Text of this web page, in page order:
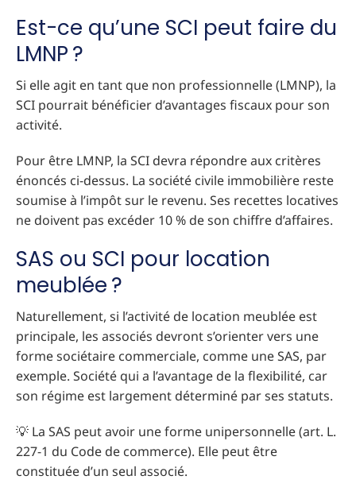
Est-ce qu’une SCI peut faire du
LMNP ?
Si elle agit en tant que non professionnelle (LMNP), la
SCI pourrait bénéficier d’avantages fiscaux pour son
activité.
Pour être LMNP, la SCI devra répondre aux critères
énoncés ci-dessus. La société civile immobilière reste
soumise à l’impôt sur le revenu. Ses recettes locatives
ne doivent pas excéder 10 % de son chiffre d’affaires.
SAS ou SCI pour location
meublée ?
Naturellement, si l’activité de location meublée est
principale, les associés devront s’orienter vers une
forme sociétaire commerciale, comme une SAS, par
exemple. Société qui a l’avantage de la flexibilité, car
son régime est largement déterminé par ses statuts.
💡 La SAS peut avoir une forme unipersonnelle (art. L.
227-1 du Code de commerce). Elle peut être
constituée d’un seul associé.